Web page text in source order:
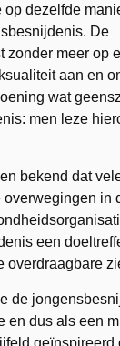
dezelfde
De
zonder meer op
aan en
wat
men leze
bekend dat
in
een
overdraagbare
de
en dus als een
geïnspireerd